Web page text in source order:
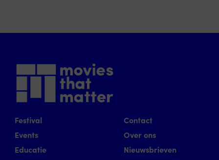
Festival
Events
Educatie
Contact
Over ons
Nieuwsbrieven